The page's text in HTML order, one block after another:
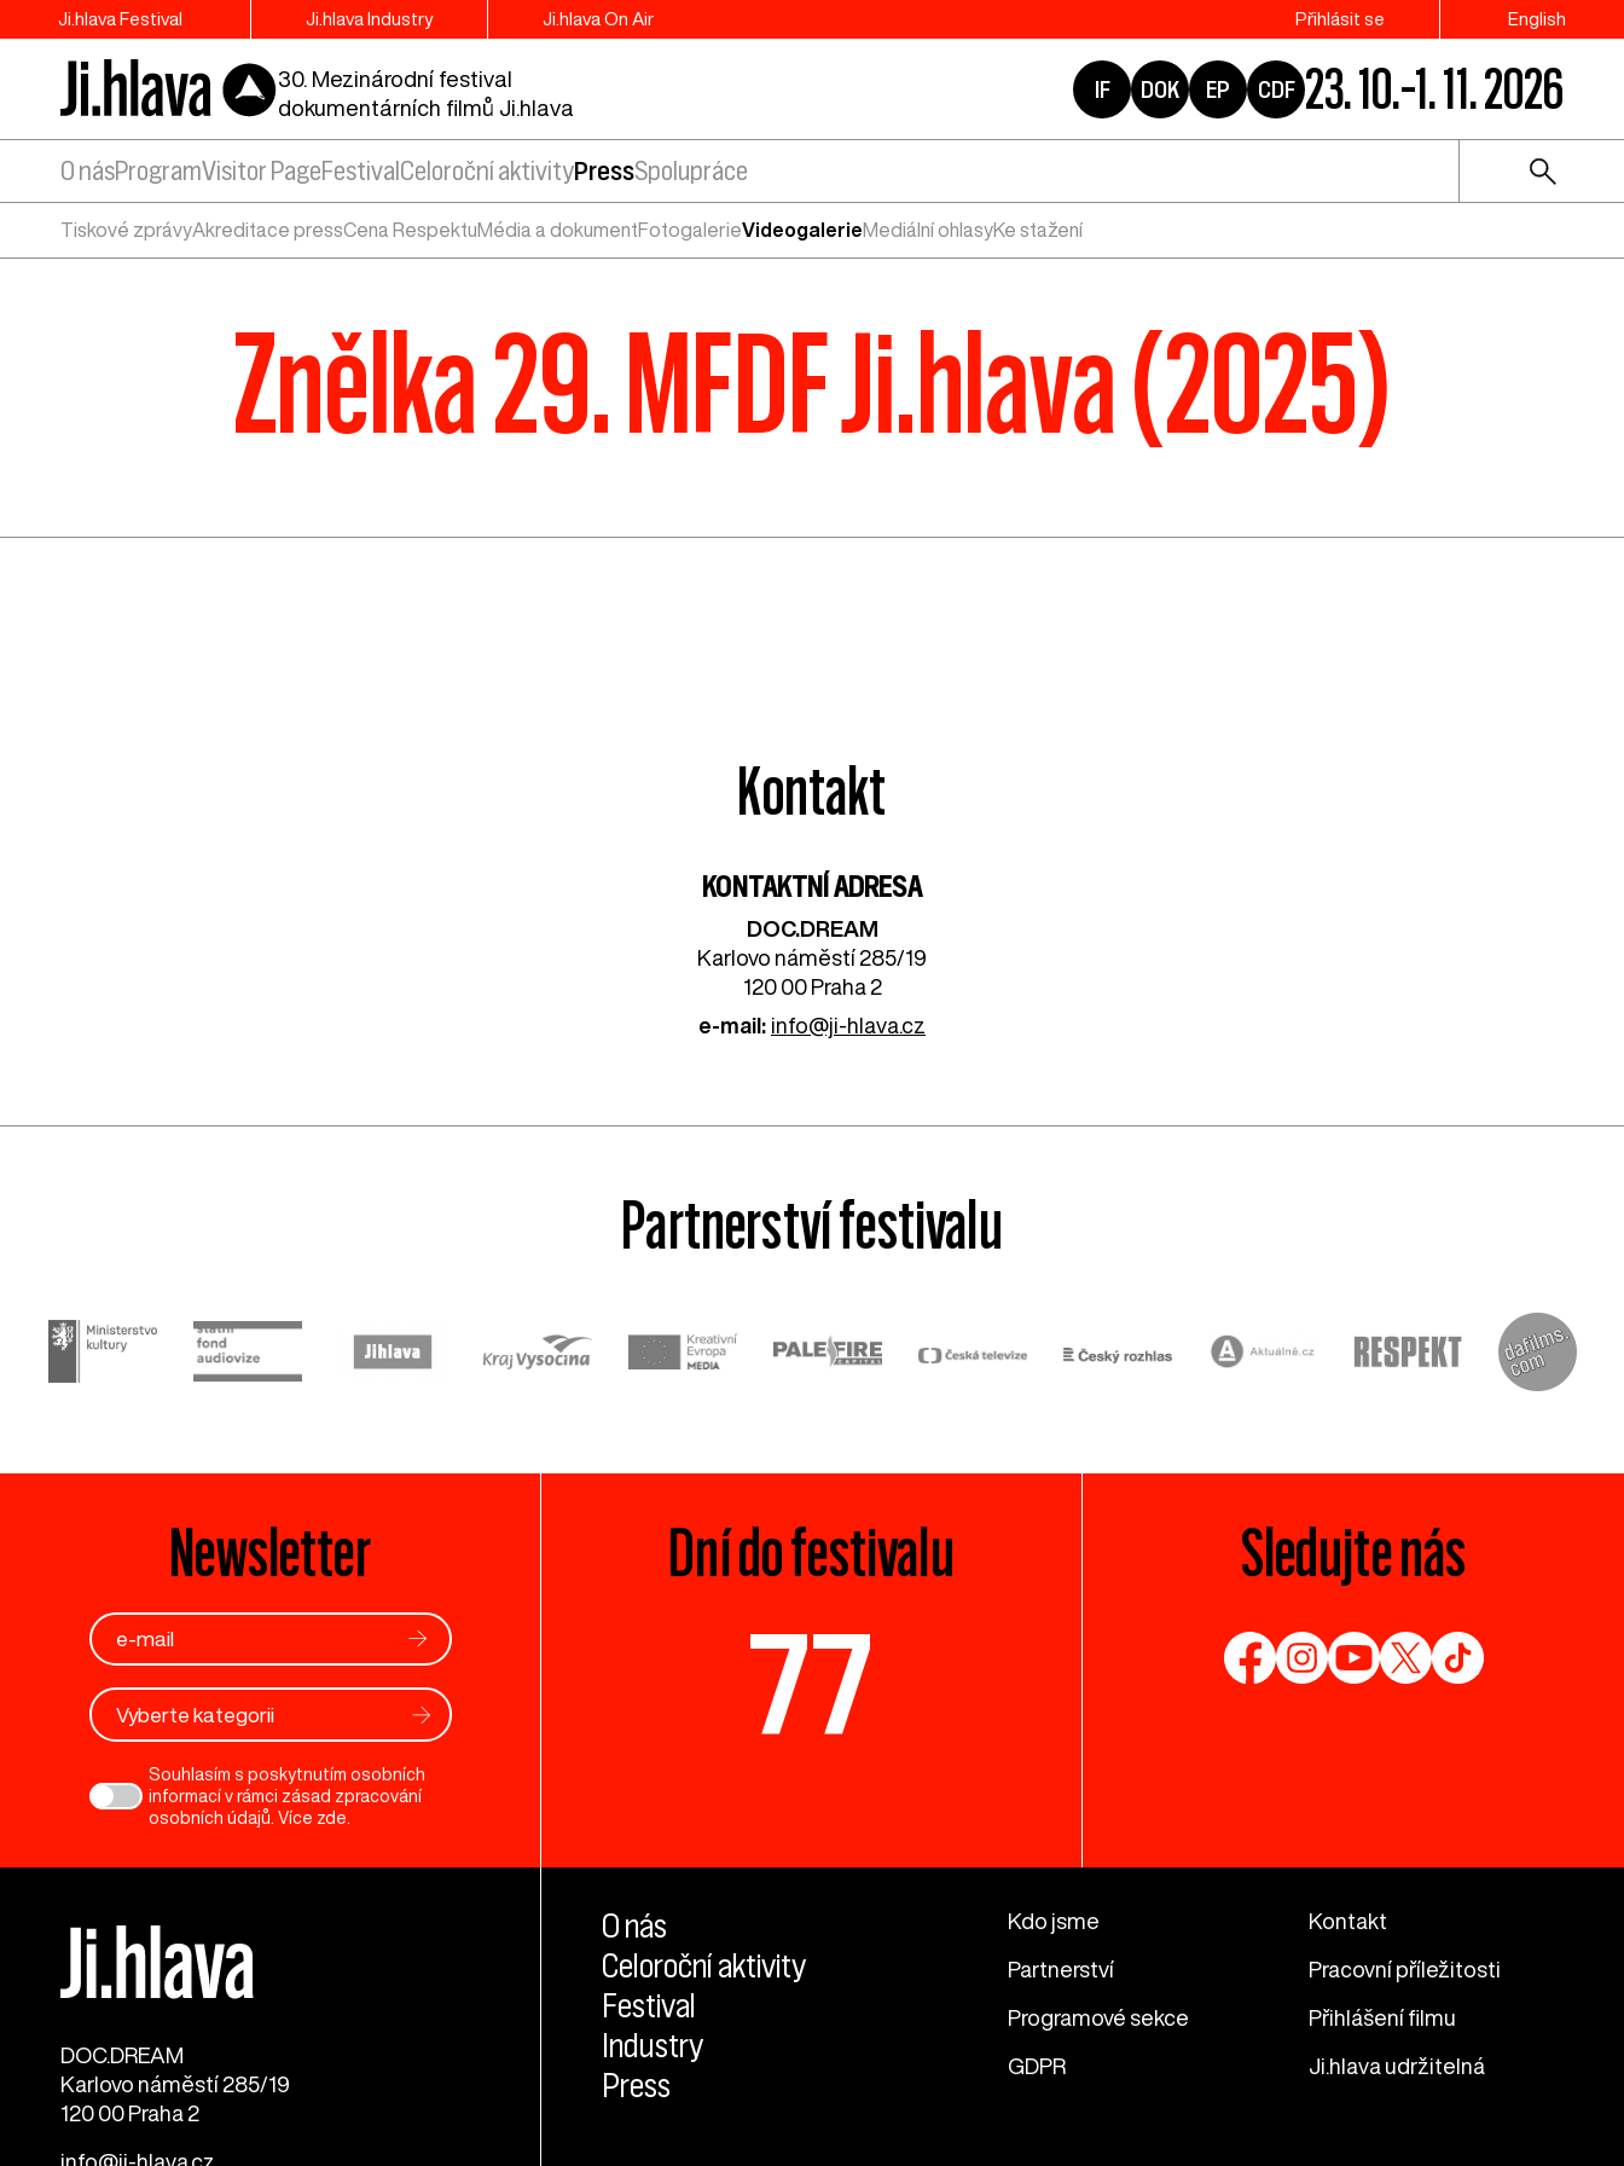
Ji.hlava Festival Ji.hlava Industry Ji.hlava On Air Přihlásit se English
30. Mezinárodní festival
dokumentárních filmů Ji.hlava
IF DOK EP CDF 23. 10.–1. 11. 2026
O násProgramVisitor PageFestival Celoroční aktivityPress
Tiskové zprávyAkreditace pressCena RespektuMédia a dokumentFotogalerieVideogalerieMediální ohlasyKe stažení
Spolupráce
Znělka 29. MFDF Ji.hlava (2025)
Kontakt
KONTAKTNÍ ADRESA
DOC.DREAM​
Karlovo náměstí 285/19
120 00 Praha 2
e-mail: info@ji-hlava.cz
Partnerství festivalu
Newsletter
Vyberte kategorii
Souhlasím s poskytnutím osobních
informací v rámci zásad zpracování
osobních údajů. Více zde
Dní do festivalu
77
Sledujte nás
DOC.DREAM​
Karlovo náměstí 285/19
120 00 Praha 2
info@ji-hlava.cz
O nás
Celoroční aktivity
Festival
Industry
Press
Kdo jsme Kontakt
Partnerství Pracovní příležitosti
Programové sekce Přihlášení filmu
GDPR Ji.hlava udržitelná